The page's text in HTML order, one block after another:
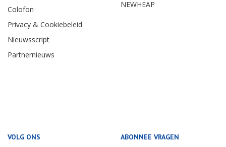
Colofon
Privacy & Cookiebeleid
Nieuwsscript
Partnernieuws
NEWHEAP
VOLG ONS ABONNEE VRAGEN